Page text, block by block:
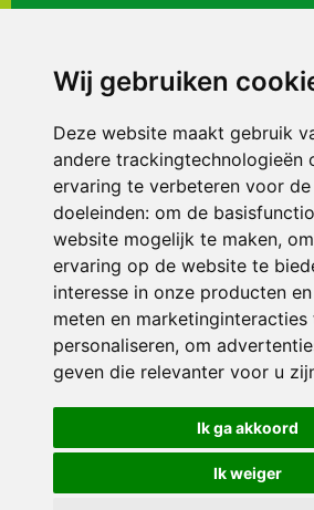
Wij gebruiken
Deze website maakt gebruik
andere trackingtechnologieën
ervaring te verbeteren voor
doeleinden: om de
website mogelijk te maken,
ervaring op de website te
interesse in onze producten
meten en marketinginteracties
personaliseren, om
geven die relevanter voor u
Ik ga akkoord
Ik weiger
3116 JB
ONDERDEEL VAN
© 2026 Sint Bernardus | Alle
Privacy policy|Disclaimer|
voorkeuren
Crealisatie The